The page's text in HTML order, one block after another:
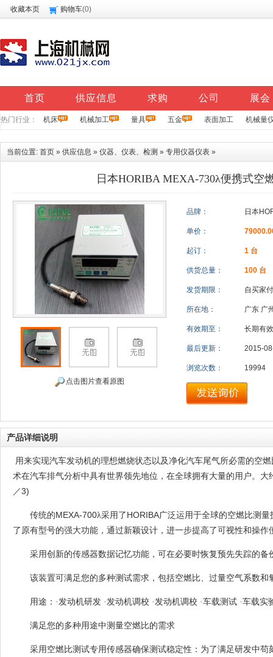
收藏本页 购物车(0)
首页 供应信息 求购 公司 展会
热门行业： 机床 机械加工 量具 五金 表面加工 机械量
当前位置: 首页 » 供应信息 » 仪器、仪表、检测 » 专用仪器仪表 »
日本HORIBA MEXA-730λ便携式空
点击图片查看原图
品牌： 日本
单价：
起订： 1 台
供货总量： 100 台
发货期限： 自买家
所在地： 广东 广
有效期至： 长期有效
最后更新： 2015-
浏览次数： 19994
产品详细说明
用来实现汽车发动机的理想燃烧状态以及净化汽车尾气所必需的空
术在汽车排气分析中具有世界领先地位，在全球拥有大量的用户。大
／3)
传统的MEXA-700λ采用了 HORIBA广泛运用于全球的空燃比测
了原有型号的强大功能，通过新颖设计，进一步提高了可视性和操作
采用创新的传感器数据记忆功能，可在必要时恢复预先失踪的
该装置可满足您的多种测试需求，包括空燃比、过量空气系数
用途：·发动机研发 ·发动机调校 ·发动机调校 ·车载测试 ·车载实
满足您的多种用途中测量空燃比的需求
采用空燃比测试专用传感器确保测试稳定性：为了满足研发中